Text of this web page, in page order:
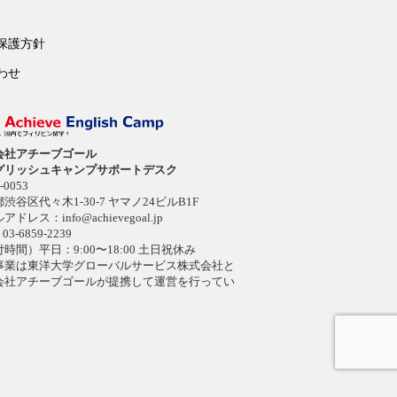
護方針
せ
社アチーブゴール
リッシュキャンプサポートデスク
0053
渋谷区代々木1-30-7 ヤマノ24ビルB1F
アドレス： info@achievegoal.jp
6859-2239
時間）平日：9:00〜18:00 土日祝休み
は東洋大学グローバルサービス株式会社と
社アチーブゴールが提携して運営を行ってい